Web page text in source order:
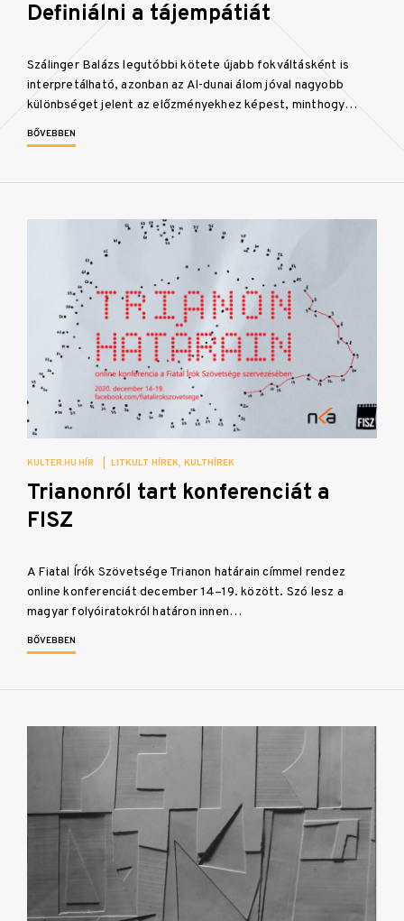
Definiálni a tájempátiát
Szálinger Balázs legutóbbi kötete újabb fokváltásként is
interpretálható, azonban az Al-dunai álom jóval nagyobb
különbséget jelent az előzményekhez képest, minthogy…
BŐVEBBEN
KULTER.HU HÍR LITKULT HÍREK KULTHÍREK
Trianonról tart konferenciát a
FISZ
A Fiatal Írók Szövetsége Trianon határain címmel rendez
online konferenciát december 14–19. között. Szó lesz a
magyar folyóiratokról határon innen…
BŐVEBBEN